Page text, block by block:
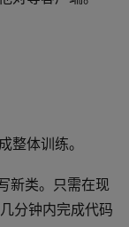
整体训练。
新类。只需在现
分钟内完成代码